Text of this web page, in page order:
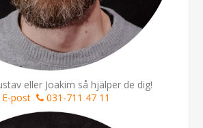
eller Joakim så hjälper de dig!
E-post
031-711 47 11